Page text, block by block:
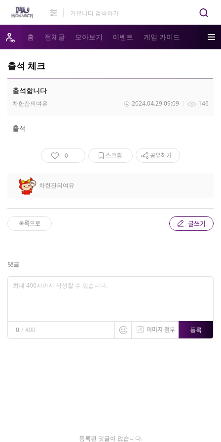
홈 전체글 모아보기 이벤트 게임 가이드
출석 체크
출석합니다
차한잔의여유 146
2024.04.29 09:09
출석
0 스크랩 공유하기
차한잔의여유
목록으로 글쓰기
댓글
0 / 400 이미지 첨부 등록
등록된 댓글이 없습니다.